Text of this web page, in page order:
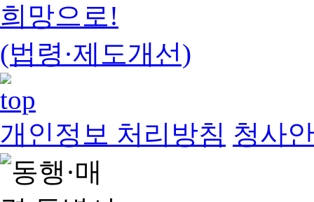
희망으로!
(법령·제도개선)
개인정보 처리방침 청사